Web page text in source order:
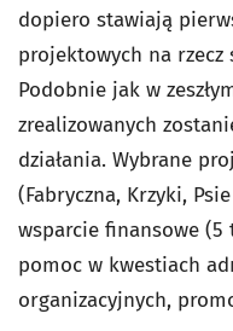
dopiero stawiają
projektowych na
Podobnie jak w
zrealizowanych
działania. Wybrane
(Fabryczna, Krzyki,
wsparcie finansowe (5
pomoc w kwestiach
organizacyjnych,